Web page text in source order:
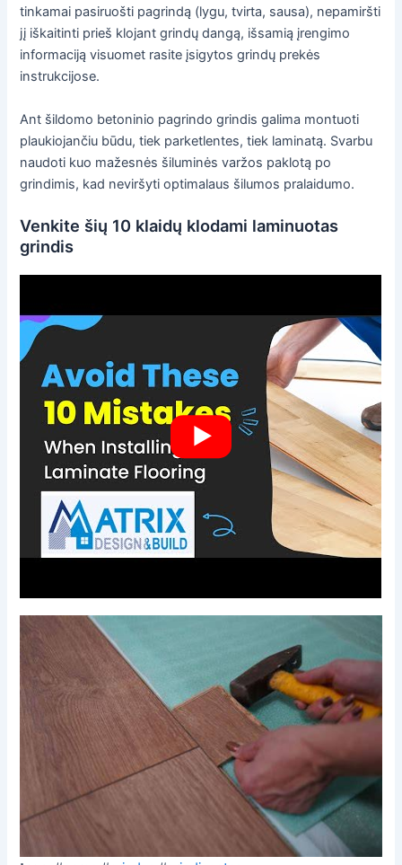
tinkamai pasiruošti pagrindą (lygu, tvirta, sausa), nepamiršti
jį iškaitinti prieš klojant grindų dangą, išsamią įrengimo
informaciją visuomet rasite įsigytos grindų prekės
instrukcijose.
Ant šildomo betoninio pagrindo grindis galima montuoti
plaukiojančiu būdu, tiek parketlentes, tiek laminatą. Svarbu
naudoti kuo mažesnės šiluminės varžos paklotą po
grindimis, kad neviršyti optimalaus šilumos pralaidumo.
Venkite šių 10 klaidų klodami laminuotas
grindis